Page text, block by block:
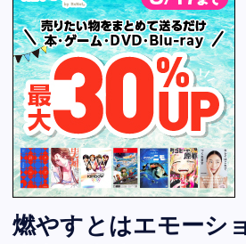
燃やすとはエモーシ